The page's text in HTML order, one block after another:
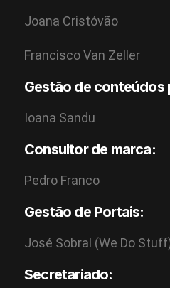
Joana Cristóvão
Francisco Van Zeller
Gestão de conteúdos
Ioana Sandu
Consultor de marca:
Pedro Franco
Gestão de Portais:
José Sobral (We Do
Secretariado: